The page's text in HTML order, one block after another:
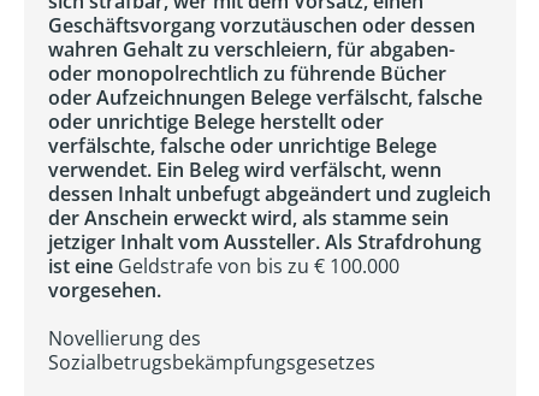
Geschäftsvorgang vorzutäuschen oder dessen
wahren Gehalt zu verschleiern, für abgaben-
oder monopolrechtlich zu führende Bücher
oder Aufzeichnungen Belege verfälscht, falsche
oder unrichtige Belege herstellt oder
verfälschte, falsche oder unrichtige Belege
verwendet. Ein Beleg wird verfälscht, wenn
dessen Inhalt unbefugt abgeändert und zugleich
der Anschein erweckt wird, als stamme sein
jetziger Inhalt vom Aussteller. Als Strafdrohung
ist eine Geldstrafe von bis zu € 100.000
vorgesehen.
Novellierung des
Sozialbetrugsbekämpfungsgesetzes